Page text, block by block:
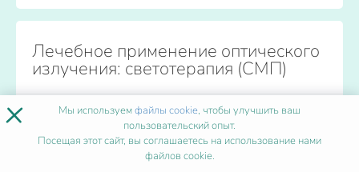
Лечебное применение оптического
излучения: светотерапия (СМП)
Форма обучения
Дистанционно
Количество часов
от 36
× Мы используемфайлы cookie, чтобы улучшить ваш
пользовательский опыт.
Посещая этот сайт, вы соглашаетесь на использование нами
файлов cookie.